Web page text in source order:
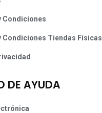
Condiciones
Condiciones Tiendas Físicas
DE AYUDA